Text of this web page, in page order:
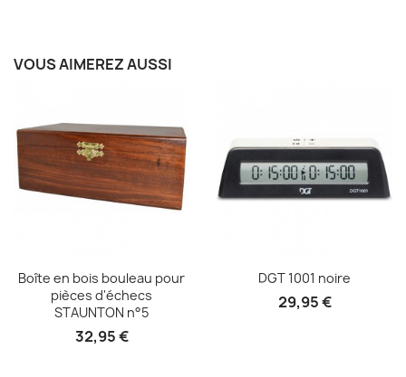
VOUS AIMEREZ AUSSI
Aperçu rapide
Boîte en bois bouleau pour
pièces d'échecs
STAUNTON n°5
32,95 €
Aperçu rapide
DGT 1001 noire
29,95 €